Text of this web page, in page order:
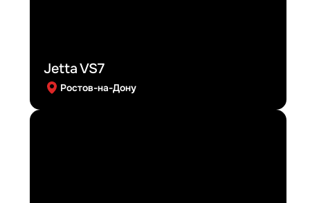
Jetta VS7
Ростов-на-Дону